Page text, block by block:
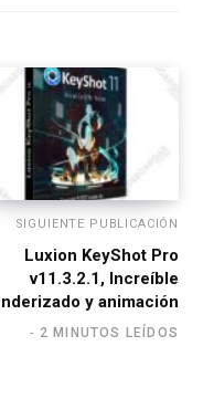
SIGUIENTE PUBLICACIÓN
Luxion KeyShot Pro
v11.3.2.1, Increíble
y animación
2 MINUTOS LEÍDOS